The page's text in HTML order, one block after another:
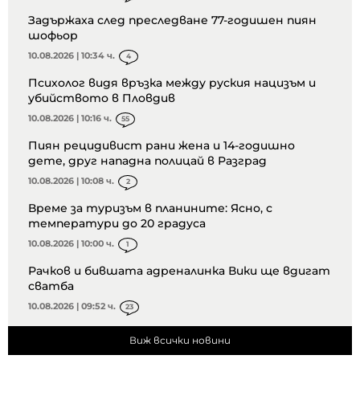
Задържаха след преследване 77-годишен пиян
шофьор
10.08.2026 | 10:34 ч. 4
Психолог видя връзка между руския нацизъм и
убийството в Пловдив
10.08.2026 | 10:16 ч. 55
Пиян рецидивист рани жена и 14-годишно
дете, друг нападна полицай в Разград
10.08.2026 | 10:08 ч. 2
Време за туризъм в планините: Ясно, с
температури до 20 градуса
10.08.2026 | 10:00 ч. 1
Рачков и бившата адреналинка Вики ще вдигат
сватба
10.08.2026 | 09:52 ч. 23
Виж всички новини